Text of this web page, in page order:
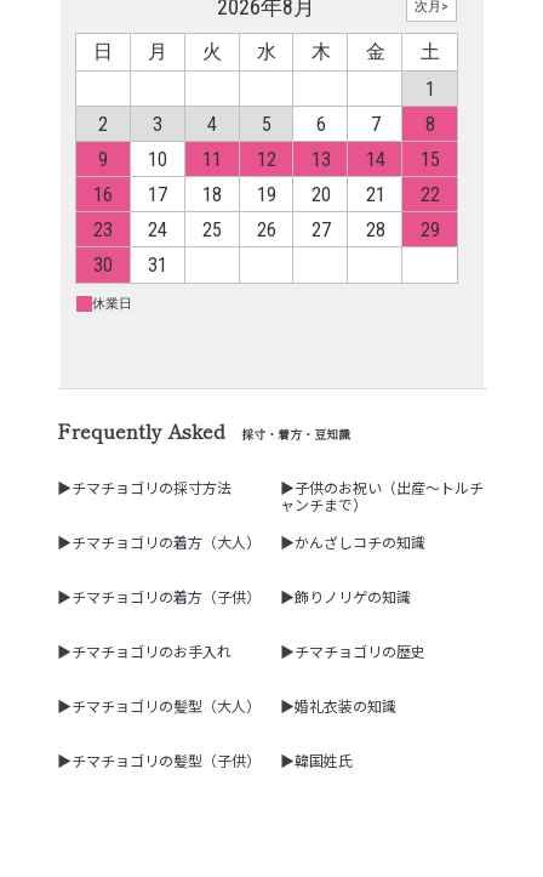
Frequently Asked 採寸・着方・豆知識
▶チマチョゴリの採寸方法
▶子供のお祝い（出産～トルチ
ャンチまで）
▶チマチョゴリの着方（大人）
▶かんざしコチの知識
▶チマチョゴリの着方（子供） ▶飾りノリゲの知識
▶チマチョゴリのお手入れ ▶チマチョゴリの歴史
▶チマチョゴリの髪型（大人） ▶婚礼衣装の知識
▶チマチョゴリの髪型（子供） ▶韓国姓氏